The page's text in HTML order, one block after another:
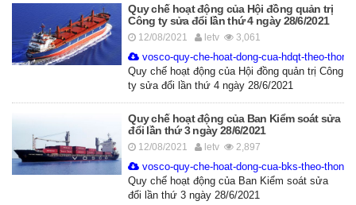
Quy chế hoạt động của Hội đồng quản trị
Công ty sửa đổi lần thứ 4 ngày 28/6/2021
12/08/2021 letv 3,061
vosco-quy-che-hoat-dong-cua-hdqt-theo-
Quy chế hoạt động của Hội đồng quản trị Công
ty sửa đổi lần thứ 4 ngày 28/6/2021
Quy chế hoạt động của Ban Kiểm soát sửa
đổi lần thứ 3 ngày 28/6/2021
12/08/2021 letv 2,897
vosco-quy-che-hoat-dong-cua-bks-theo-thong-
Quy chế hoạt động của Ban Kiểm soát sửa
đổi lần thứ 3 ngày 28/6/2021